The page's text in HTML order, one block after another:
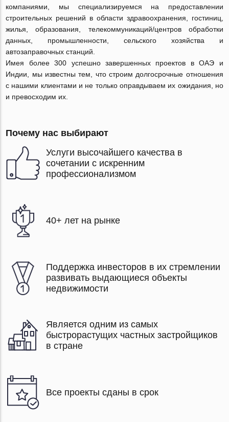
компаниями, мы специализируемся на предоставлении
строительных решений в области здравоохранения, гостиниц,
жилья, образования, телекоммуникаций/центров обработки
данных, промышленности, сельского хозяйства и
автозаправочных станций.
Имея более 300 успешно завершенных проектов в ОАЭ и
Индии, мы известны тем, что строим долгосрочные отношения
с нашими клиентами и не только оправдываем их ожидания, но
и превосходим их.
Почему нас выбирают
Услуги высочайшего качества в
сочетании с искренним
профессионализмом
40+ лет на рынке
Поддержка инвесторов в их стремлении
развивать выдающиеся объекты
недвижимости
Является одним из самых
быстрорастущих частных застройщиков
в стране
Все проекты сданы в срок